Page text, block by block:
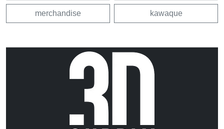
merchandise kawaque